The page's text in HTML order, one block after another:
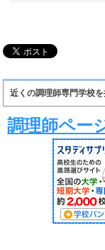
近くの調理師専門学校
調理師ペー